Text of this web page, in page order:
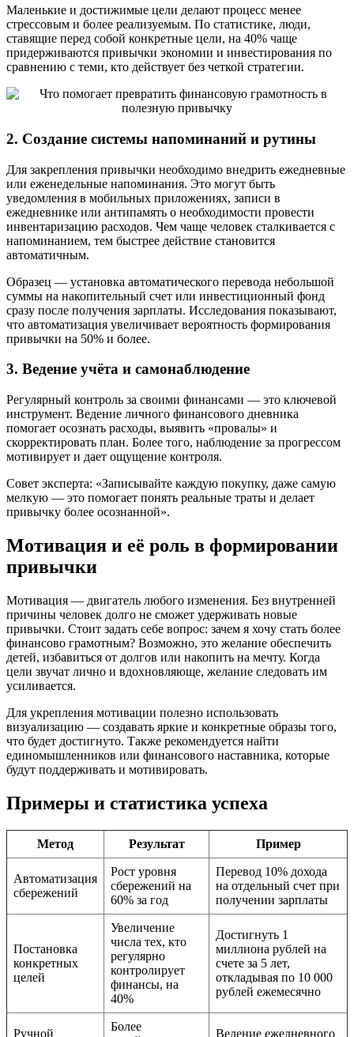
Маленькие и достижимые цели делают процесс менее
стрессовым и более реализуемым. По статистике, люди,
ставящие перед собой конкретные цели, на 40% чаще
придерживаются привычки экономии и инвестирования по
сравнению с теми, кто действует без четкой стратегии.
2. Создание системы напоминаний и рутины
Для закрепления привычки необходимо внедрить ежедневные
или еженедельные напоминания. Это могут быть
уведомления в мобильных приложениях, записи в
ежедневнике или антипамять о необходимости провести
инвентаризацию расходов. Чем чаще человек сталкивается с
напоминанием, тем быстрее действие становится
автоматичным.
Образец — установка автоматического перевода небольшой
суммы на накопительный счет или инвестиционный фонд
сразу после получения зарплаты. Исследования показывают,
что автоматизация увеличивает вероятность формирования
привычки на 50% и более.
3. Ведение учёта и самонаблюдение
Регулярный контроль за своими финансами — это ключевой
инструмент. Ведение личного финансового дневника
помогает осознать расходы, выявить «провалы» и
скорректировать план. Более того, наблюдение за прогрессом
мотивирует и дает ощущение контроля.
Совет эксперта: «Записывайте каждую покупку, даже самую
мелкую — это помогает понять реальные траты и делает
привычку более осознанной».
Мотивация и её роль в формировании
привычки
Мотивация — двигатель любого изменения. Без внутренней
причины человек долго не сможет удерживать новые
привычки. Стоит задать себе вопрос: зачем я хочу стать более
финансово грамотным? Возможно, это желание обеспечить
детей, избавиться от долгов или накопить на мечту. Когда
цели звучат лично и вдохновляюще, желание следовать им
усиливается.
Для укрепления мотивации полезно использовать
визуализацию — создавать яркие и конкретные образы того,
что будет достигнуто. Также рекомендуется найти
единомышленников или финансового наставника, которые
будут поддерживать и мотивировать.
Примеры и статистика успеха
Метод Результат Пример
Автоматизация
сбережений
Рост уровня
сбережений на
60% за год
Перевод 10% дохода
на отдельный счет при
получении зарплаты
Постановка
конкретных
целей
Увеличение
числа тех, кто
регулярно
контролирует
финансы, на
40%
Достигнуть 1
миллиона рублей на
счете за 5 лет,
откладывая по 10 000
рублей ежемесячно
Ручной
Более
Ведение ежедневного